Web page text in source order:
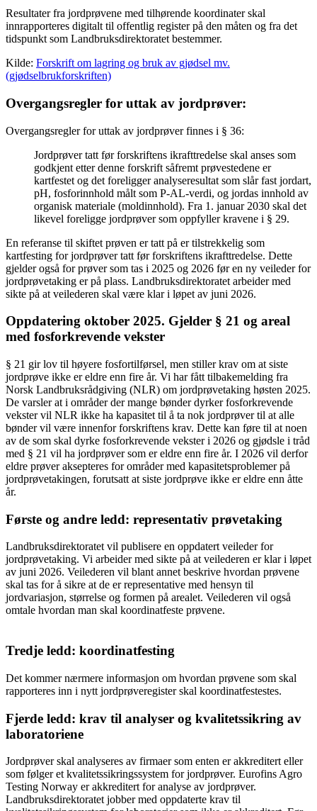
Resultater fra jordprøvene med tilhørende koordinater skal
innrapporteres digitalt til offentlig register på den måten og fra det
tidspunkt som Landbruksdirektoratet bestemmer.
Kilde: Forskrift om lagring og bruk av gjødsel mv.
(gjødselbrukforskriften)
Overgangsregler for uttak av jordprøver:
Overgangsregler for uttak av jordprøver finnes i § 36:
Jordprøver tatt før forskriftens ikrafttredelse skal anses som
godkjent etter denne forskrift såfremt prøvestedene er
kartfestet og det foreligger analyseresultat som slår fast jordart,
pH, fosforinnhold målt som P-AL-verdi, og jordas innhold av
organisk materiale (moldinnhold). Fra 1. januar 2030 skal det
likevel foreligge jordprøver som oppfyller kravene i § 29.
En referanse til skiftet prøven er tatt på er tilstrekkelig som
kartfesting for jordprøver tatt før forskriftens ikrafttredelse. Dette
gjelder også for prøver som tas i 2025 og 2026 før en ny veileder for
jordprøvetaking er på plass. Landbruksdirektoratet arbeider med
sikte på at veilederen skal være klar i løpet av juni 2026.
Oppdatering oktober 2025. Gjelder § 21 og areal
med fosforkrevende vekster
§ 21 gir lov til høyere fosfortilførsel, men stiller krav om at siste
jordprøve ikke er eldre enn fire år. Vi har fått tilbakemelding fra
Norsk Landbruksrådgiving (NLR) om jordprøvetaking høsten 2025.
De varsler at i områder der mange bønder dyrker fosforkrevende
vekster vil NLR ikke ha kapasitet til å ta nok jordprøver til at alle
bønder vil være innenfor forskriftens krav. Dette kan føre til at noen
av de som skal dyrke fosforkrevende vekster i 2026 og gjødsle i tråd
med § 21 vil ha jordprøver som er eldre enn fire år. I 2026 vil derfor
eldre prøver aksepteres for områder med kapasitetsproblemer på
jordprøvetakingen, forutsatt at siste jordprøve ikke er eldre enn åtte
år.
Første og andre ledd: representativ prøvetaking
Landbruksdirektoratet vil publisere en oppdatert veileder for
jordprøvetaking. Vi arbeider med sikte på at veilederen er klar i løpet
av juni 2026. Veilederen vil blant annet beskrive hvordan prøvene
skal tas for å sikre at de er representative med hensyn til
jordvariasjon, størrelse og formen på arealet. Veilederen vil også
omtale hvordan man skal koordinatfeste prøvene.
Tredje ledd: koordinatfesting
Det kommer nærmere informasjon om hvordan prøvene som skal
rapporteres inn i nytt jordprøveregister skal koordinatfestestes.
Fjerde ledd: krav til analyser og kvalitetssikring av
laboratoriene
Jordprøver skal analyseres av firmaer som enten er akkreditert eller
som følger et kvalitetssikringssystem for jordprøver. Eurofins Agro
Testing Norway er akkreditert for analyse av jordprøver.
Landbruksdirektoratet jobber med oppdaterte krav til